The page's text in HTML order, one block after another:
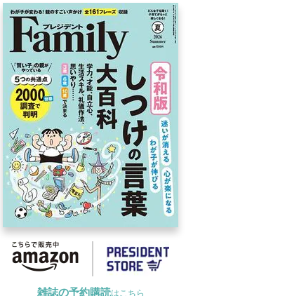
雑誌の予約購読はこちら